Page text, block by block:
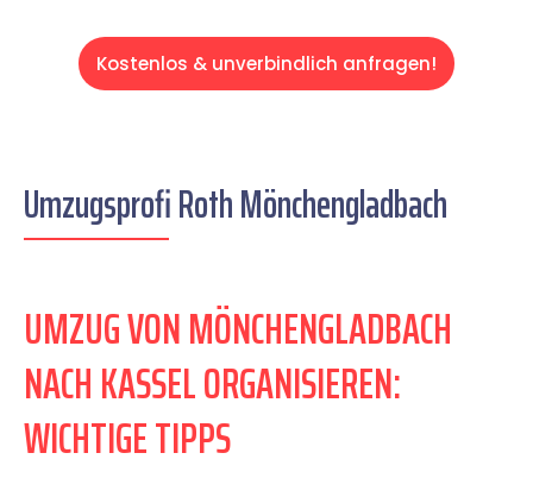
Kostenlos & unverbindlich anfragen!
Umzugsprofi Roth Mönchengladbach
UMZUG VON MÖNCHENGLADBACH
NACH KASSEL ORGANISIEREN:
WICHTIGE TIPPS